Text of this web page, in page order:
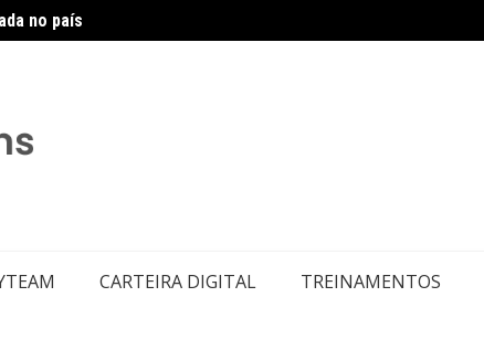
no país
CARTEIRA DIGITAL TREINAMENTOS